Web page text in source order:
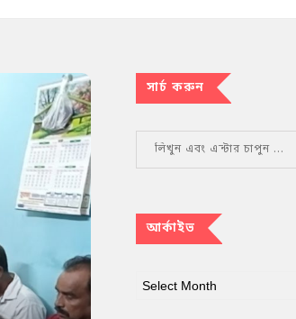
সার্চ করুন
আর্কাইভ